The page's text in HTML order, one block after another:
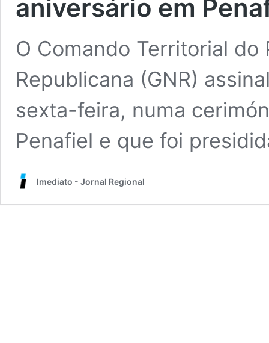
aniversário em
O Comando Territorial
Republicana (GNR)
sexta-feira, numa
Penafiel e que foi
Imediato - Jornal Regional